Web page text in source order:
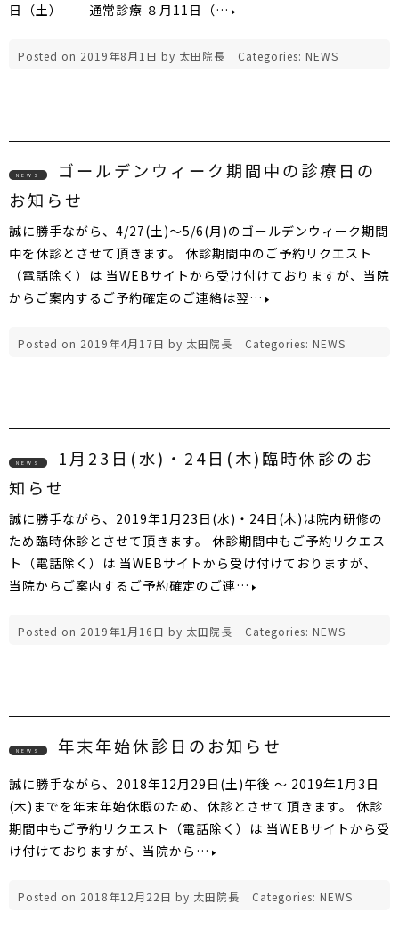
日（土） 通常診療 ８月11日（…
Posted on 2019年8月1日 by 太田院長 Categories: NEWS
NEWS
ゴールデンウィーク期間中の診療日の
お知らせ
誠に勝手ながら、4/27(土)～5/6(月)のゴールデンウィーク期間
中を休診とさせて頂きます。 休診期間中のご予約リクエスト
（電話除く）は 当WEBサイトから受け付けておりますが、当院
からご案内するご予約確定のご連絡は翌…
Posted on 2019年4月17日 by 太田院長 Categories: NEWS
NEWS
1月23日(水)・24日(木)臨時休診のお
知らせ
誠に勝手ながら、2019年1月23日(水)・24日(木)は院内研修の
ため臨時休診とさせて頂きます。 休診期間中もご予約リクエス
ト（電話除く）は 当WEBサイトから受け付けておりますが、
当院からご案内するご予約確定のご連…
Posted on 2019年1月16日 by 太田院長 Categories: NEWS
NEWS 年末年始休診日のお知らせ
誠に勝手ながら、2018年12月29日(土)午後 ～ 2019年1月3日
(木)までを年末年始休暇のため、休診とさせて頂きます。 休診
期間中もご予約リクエスト（電話除く）は 当WEBサイトから受
け付けておりますが、当院から…
Posted on 2018年12月22日 by 太田院長 Categories: NEWS